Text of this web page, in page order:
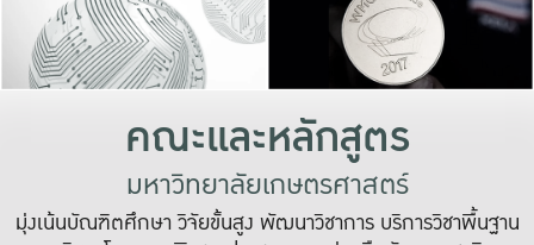
เปลี่ยนแปลง แล
เพื่อทำง
ระบบสารสนเทศ
คณะและหลักสูตร
มหาวิทยาลัยเกษตรศาสตร์
มุ่งเน้นบัณฑิตศึกษา วิจัยขั้นสูง พัฒนาวิชาการ บริการวิชาพื้นฐาน